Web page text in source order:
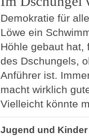
Demokratie für
Löwe ein
Höhle gebaut hat,
des Dschungels,
Anführer ist.
macht wirklich
Vielleicht könnte
Jugend und Kinder